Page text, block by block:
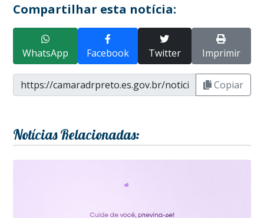
Compartilhar esta notícia:
WhatsApp Facebook Twitter Imprimir
Copiar
Notícias Relacionadas: